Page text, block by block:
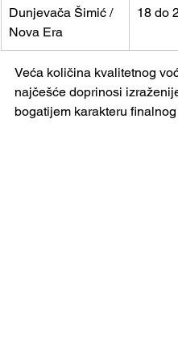
Dunjevača Šimić /
Nova Era
18 do
Veća količina kvalitetnog
najčešće doprinosi
bogatijem karakteru